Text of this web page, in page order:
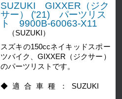
SUZUKI GIXXER（ジク
サー） ('21) パーツリス
ト 9900B-60063-X11
（SUZUKI）
スズキの150ccネイキッドスポー
ツバイク、GIXXER（ジクサー）
のパーツリストです。
◆適合車種：SUZUKI